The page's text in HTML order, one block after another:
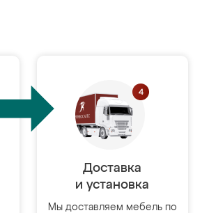
Доставка
и установка
Мы доставляем мебель по